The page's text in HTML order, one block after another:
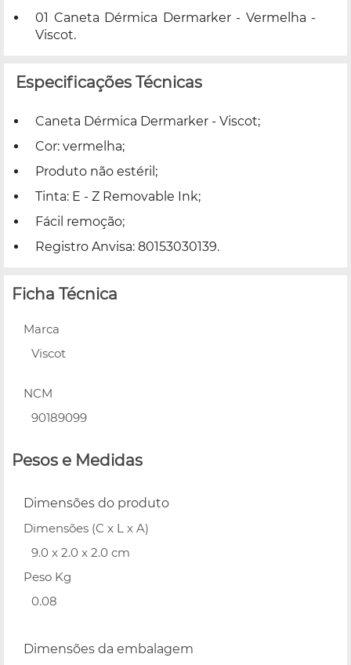
01 Caneta Dérmica Dermarker - Vermelha -
Viscot.
Especificações Técnicas
Caneta Dérmica Dermarker - Viscot;
Cor: vermelha;
Produto não estéril;
Tinta: E - Z Removable Ink;
Fácil remoção;
Registro Anvisa: 80153030139.
Ficha Técnica
Marca
Viscot
NCM
90189099
Pesos e Medidas
Dimensões do produto
Dimensões (C x L x A)
9.0 x 2.0 x 2.0 cm
Peso Kg
0.08
Dimensões da embalagem